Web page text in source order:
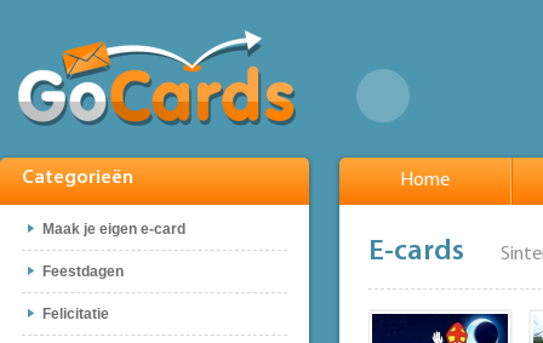
Categorieën
Maak je eigen e-card
Feestdagen
Felicitatie
Home
E-cards